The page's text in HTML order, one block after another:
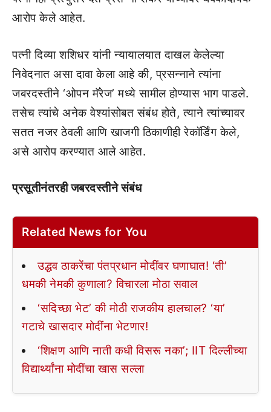
आरोप केले आहेत.
पत्नी दिव्या शशिधर यांनी न्यायालयात दाखल केलेल्या
निवेदनात असा दावा केला आहे की, प्रसन्नाने त्यांना
जबरदस्तीने ‘ओपन मॅरेज’ मध्ये सामील होण्यास भाग पाडले.
तसेच त्यांचे अनेक वेश्यांसोबत संबंध होते, त्याने त्यांच्यावर
सतत नजर ठेवली आणि खाजगी ठिकाणीही रेकॉर्डिंग केले,
असे आरोप करण्यात आले आहेत.
प्रसूतीनंतरही जबरदस्तीने संबंध
Related News for You
उद्धव ठाकरेंचा पंतप्रधान मोदींवर घणाघात! ‘ती’
धमकी नेमकी कुणाला? विचारला मोठा सवाल
‘सदिच्छा भेट’ की मोठी राजकीय हालचाल? ‘या’
गटाचे खासदार मोदींना भेटणार!
‘शिक्षण आणि नाती कधी विसरू नका’; IIT दिल्लीच्या
विद्यार्थ्यांना मोदींचा खास सल्ला